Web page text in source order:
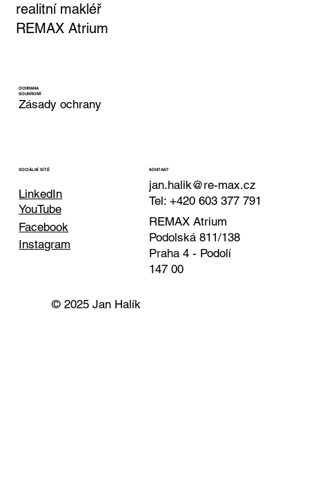
realitní makléř
REMAX Atrium
OCHRANA
SOUKROMÍ
Zásady ochrany
SOCIÁLNÍ SÍTĚ
LinkedIn
Facebook
YouTube
Instagram
KONTAKT
jan.halik@re-max.cz
Tel: +420 603 377 791
REMAX Atrium
Podolská 811/138
Praha 4 - Podolí
147 00
© 2025 Jan Halík